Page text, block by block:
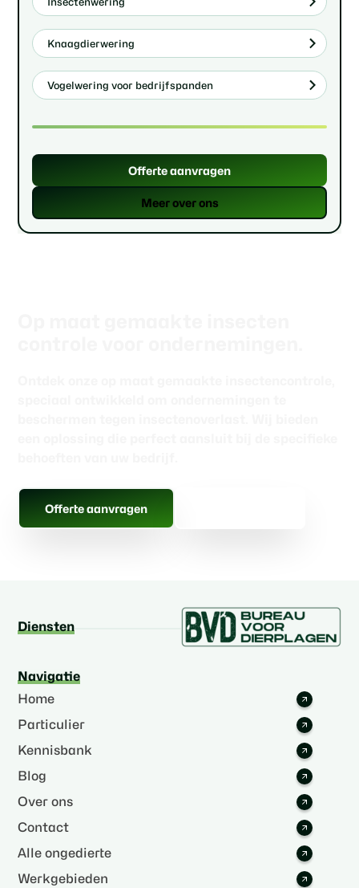
Knaagdierwering
Vogelwering voor bedrijfspanden
Offerte aanvragen
Meer over ons
Offerte aanvragen
Diensten
Navigatie
Home
Particulier
Kennisbank
Blog
Over ons
Contact
Alle ongedierte
Werkgebieden